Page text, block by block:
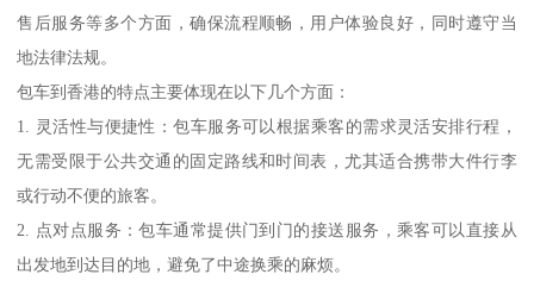
售后服务等多个方面，确保流程顺畅，用户体验良好，同时遵守当
地法律法规。
包车到香港的特点主要体现在以下几个方面：
1. 灵活性与便捷性：包车服务可以根据乘客的需求灵活安排行程，
无需受限于公共交通的固定路线和时间表，尤其适合携带大件行李
或行动不便的旅客。
2. 点对点服务：包车通常提供门到门的接送服务，乘客可以直接从
出发地到达目的地，避免了中途换乘的麻烦。